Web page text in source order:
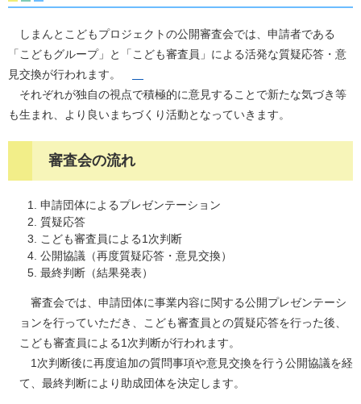
しまんとこどもプロジェクトの公開審査会では、申請者である
「こどもグループ」と「こども審査員」による活発な質疑応答・意
見交換が行われます。
それぞれが独自の視点で積極的に意見することで新たな気づき等
も生まれ、より良いまちづくり活動となっていきます。
審査会の流れ
申請団体によるプレゼンテーション
質疑応答
こども審査員による1次判断
公開協議（再度質疑応答・意見交換）
最終判断（結果発表）
審査会では、申請団体に事業内容に関する公開プレゼンテーシ
ョンを行っていただき、こども審査員との質疑応答を行った後、
こども審査員による1次判断が行われます。
1次判断後に再度追加の質問事項や意見交換を行う公開協議を経
て、最終判断により助成団体を決定します。